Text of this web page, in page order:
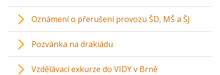
Oznámení o přerušení provozu ŠD, MŠ a ŠJ
Pozvánka na drakiádu
Vzdělávací exkurze do VIDY v Brně